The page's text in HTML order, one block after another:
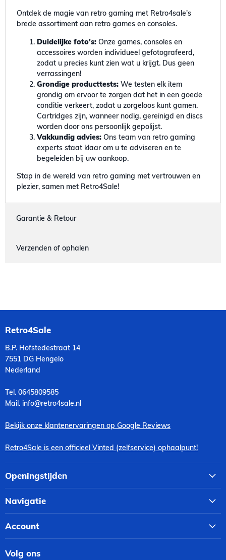
Ontdek de magie van retro gaming met Retro4sale's
brede assortiment aan retro games en consoles.
Duidelijke foto's:Onze games, consoles en
accessoires worden individueel gefotografeerd,
zodat u precies kunt zien wat u krijgt. Dus geen
verrassingen!
Grondige producttests:We testen elk item
grondig om ervoor te zorgen dat het in een goede
conditie verkeert, zodat u zorgeloos kunt gamen.
Cartridges zijn, wanneer nodig, gereinigd en discs
worden door ons persoonlijk gepolijst.
Vakkundig advies:Ons team van retro gaming
experts staat klaar om u te adviseren en te
begeleiden bij uw aankoop.
Stap in de wereld van retro gaming met vertrouwen en
plezier, samen met Retro4Sale!
Garantie & Retour
Verzenden of ophalen
Retro4Sale
B.P. Hofstedestraat 14
7551 DG Hengelo
Nederland
Tel. 0645809585
Mail. info@retro4sale.nl
Bekijk onze klantenervaringen op Google Reviews
Retro4Sale is een officieel Vinted (zelfservice) ophaalpunt!
Openingstijden
Navigatie
Account
Volg ons